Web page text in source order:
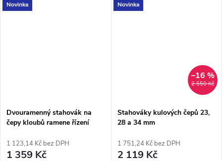
Novinka
Dvouramenný stahovák na
čepy kloubů ramene řízení
1 123,14 Kč bez DPH
1 359 Kč
Novinka
2 550 Kč
–16 %
Stahováky kulových čepů 23,
28 a 34 mm
1 751,24 Kč bez DPH
2 119 Kč